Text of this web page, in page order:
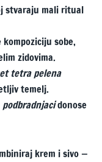
stvaraju mali ritual
sobe,
zidovima.
tetra pelena
temelj.
podbradnjacidonose
krem i sivo —